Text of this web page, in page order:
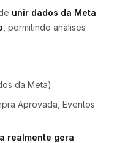
unir dados da Meta
, permitindo análises
da Meta)
Aprovada, Eventos
realmente gera